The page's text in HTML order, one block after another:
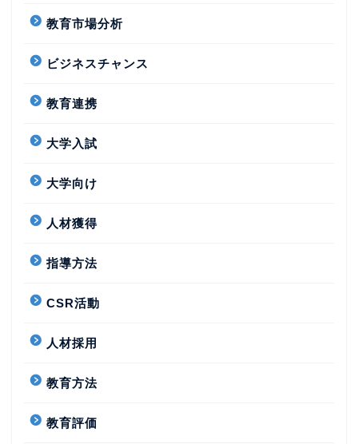
教育市場分析
ビジネスチャンス
教育連携
大学入試
大学向け
人材獲得
指導方法
CSR活動
人材採用
教育方法
教育評価